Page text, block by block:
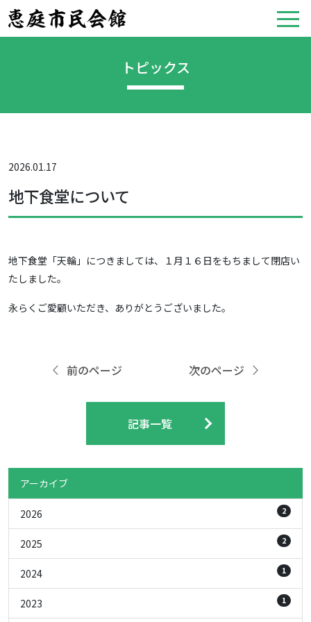
トピックス
2026.01.17
地下食堂について
地下食堂「天輪」につきましては、１月１６日をもちまして閉店い
たしました。
永らくご愛顧いただき、ありがとうございました。
前のページ
記事一覧
次のページ
アーカイブ
2026 2
2025 2
2024 1
2023 1